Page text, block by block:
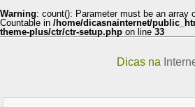
Warning: count(): Parameter must be an array
Countable in /home/dicasnainternet/
theme-plus/ctr/ctr-setup.php on line 33
Dicas na